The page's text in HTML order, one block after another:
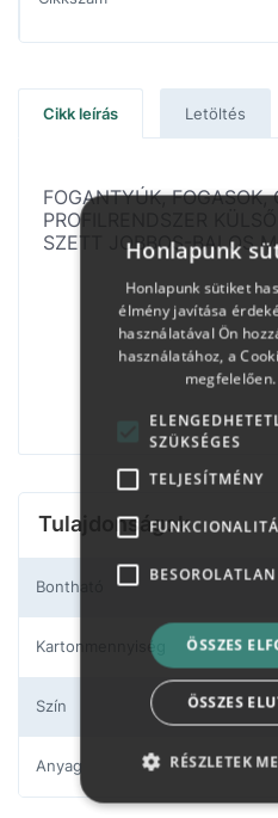
Cikk leírás Letöltés
FOGANTYÚK, FOGASOK,
PROFILRENDSZER
SZETT JOBBOS-BALOS
Tulajdonságok
Bontható
Kartonmennyiség
Szín
Anyag
Honlapunk
Honlapunk sütiket
élmény javítása
használatával Ön
használatához, a
megfelelően.
SZÜKSÉGES
TELJESÍTMÉNY
BESOROLATLAN
ÖSSZES
ÖSSZES
RÉSZLETEK